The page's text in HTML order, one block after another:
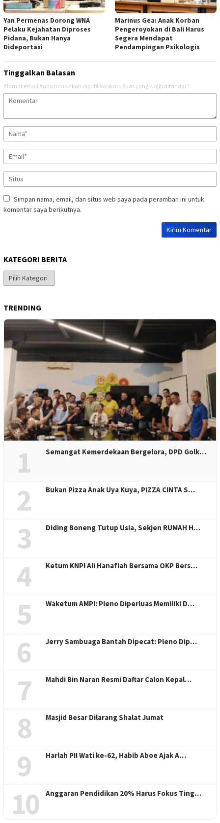
Yan Permenas Dorong WNA
Pelaku Kejahatan Diproses
Pidana, Bukan Hanya
Dideportasi
Marinus Gea: Anak Korban
Pengeroyokan di Bali Harus
Segera Mendapat
Pendampingan Psikologis
Tinggalkan Balasan
Alamat email Anda tidak akan dipublikasikan. Ruas yang wajib ditandai *
Simpan nama, email, dan situs web saya pada peramban ini untuk
komentar saya berikutnya.
KATEGORI BERITA
Kategori
Berita
TRENDING
1 Semangat Kemerdekaan Bergelora, DPD Golk…
2 Bukan Pizza Anak Uya Kuya, PIZZA CINTA S…
3 Diding Boneng Tutup Usia, Sekjen RUMAH H…
4 Ketum KNPI Ali Hanafiah Bersama OKP Bers…
5 Waketum AMPI: Pleno Diperluas Memiliki D…
6 Jerry Sambuaga Bantah Dipecat: Pleno Dip…
7 Mahdi Bin Naran Resmi Daftar Calon Kepal…
8 Masjid Besar Dilarang Shalat Jumat
9 Harlah PII Wati ke-62, Habib Aboe Ajak A…
10 Anggaran Pendidikan 20% Harus Fokus Ting…